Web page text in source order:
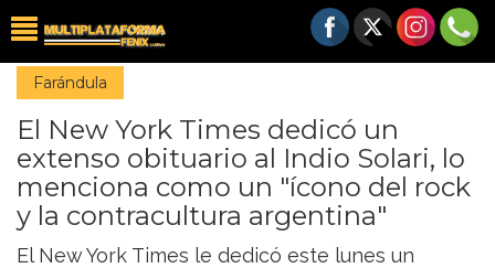
Farándula
El New York Times dedicó un
extenso obituario al Indio Solari, lo
menciona como un "ícono del rock
y la contracultura argentina"
El New York Times le dedicó este lunes un